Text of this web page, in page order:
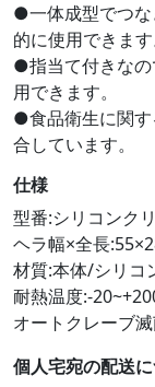
●一体成型でつな
的に使用できます
●指当て付きなの
用できます。
●食品衛生に関す
合しています。
仕様
型番:シリコンク
ヘラ幅×全長
材質:本体/シリコ
耐熱温度:-
オートクレーブ
個人宅宛の配送